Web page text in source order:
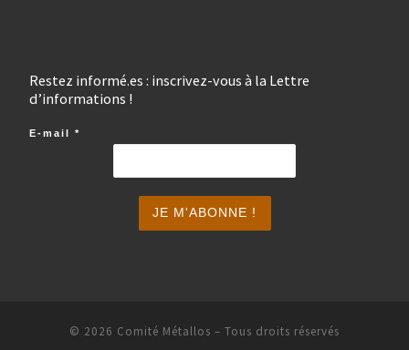
Restez informé.es : inscrivez-vous à la Lettre
d’informations !
E-mail *
© 2026 Comité Métallos – Tous droits réservés